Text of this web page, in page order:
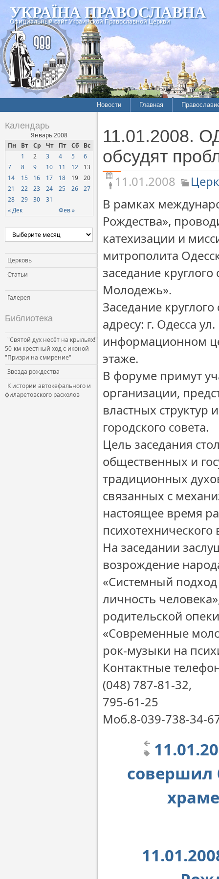
УКРАЇНА ПРАВОСЛАВНА
Официальный сайт Украинской Православной Церкви
Новости
Межконфессиональные
отношения
Нарушения прав
верующих
Официальная хроника
СОЦИАЛЬНОЕ
СЛУЖЕНИЕ
Церковь и власть
Церковь и общество
Церковь и СМИ
Главная
История
Хроники
Календарь
Январь 2008
Пн
Вт Ср Чт Пт Сб Вс
« Дек Фев »
1 2 3 4 5
6
7
8 9 10 11 12
13
14
15 16 17 18 19
20
21
22 23 24 25 26
27
28
29 30 31
Церковь
Статьи
Галерея
Библиотека
"Святой дух несёт на крыльях!"
50-км крестный ход с иконой
"Призри на смирение"
Звезда рождества
К истории автокефального и
филаретовского расколов
11.01.2008.
обсудят
11.01.2008
В рамках
Рождества»,
катехизации и
митрополита
заседание
Молодежь».
Заседание
адресу: г. Одесса
информационном
этаже.
В форуме примут
организации,
властных структур
городского совета.
Цель заседания
общественных и
традиционных
связанных с
настоящее время
психотехнического
На заседании
возрождение
«Системный
личность
родительской
«Современные
рок-музыки на
Контактные
(048) 787-81-32,
795-61-25
Моб.8-039-738-34-
совершил